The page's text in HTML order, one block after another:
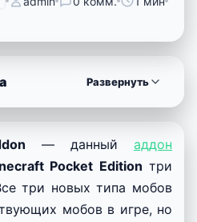
Развернуть
— данный аддон
Pocket Edition три
три новых типа мобов
мобов в игре, но